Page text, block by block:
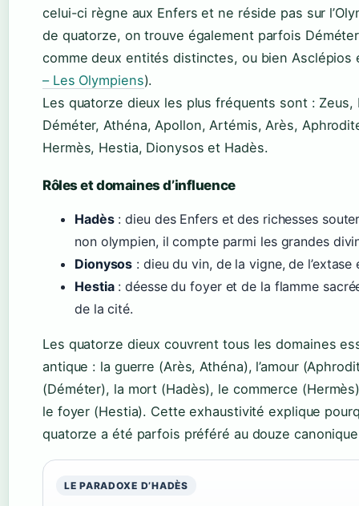
celui-ci règne aux Enfers et ne réside pas sur
de quatorze, on trouve également parfois
comme deux entités distinctes, ou bien Asclépios
– Les Olympiens).
Les quatorze dieux les plus fréquents sont : Zeus,
Déméter, Athéna, Apollon, Artémis, Arès,
Hermès, Hestia, Dionysos et Hadès.
Rôles et domaines d’influence
Hadès: dieu des Enfers et des richesses
non olympien, il compte parmi les grandes
Dionysos : dieu du vin, de la vigne, de
Hestia: déesse du foyer et de la flamme
de la cité.
Les quatorze dieux couvrent tous les domaines
antique : la guerre (Arès, Athéna), l’amour
(Déméter), la mort (Hadès), le commerce
le foyer (Hestia). Cette exhaustivité explique
quatorze a été parfois préféré au douze
LE PARADOXE D’HADÈS